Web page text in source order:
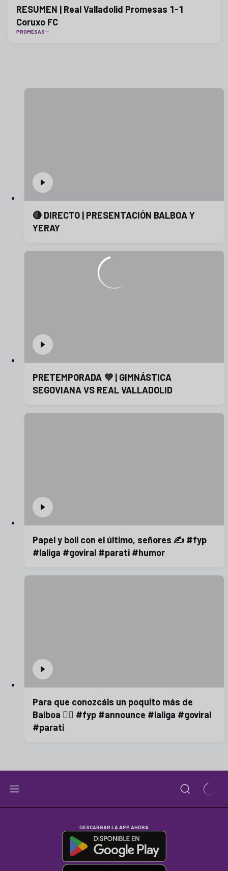
RESUMEN | Real Valladolid Promesas 1-1
Coruxo FC
PROMESAS
🔴 DIRECTO | PRESENTACIÓN BALBOA Y
YERAY
PRETEMPORADA 💜 | GIMNÁSTICA
SEGOVIANA VS REAL VALLADOLID
Papel y boli con el último, señores ✍️ #fyp
#laliga #goviral #parati #humor
Para que conozcáis un poquito más de
Balboa 😮‍💨 #fyp #announce #laliga #goviral
#parati
DESCARGAR LA APP AHORA